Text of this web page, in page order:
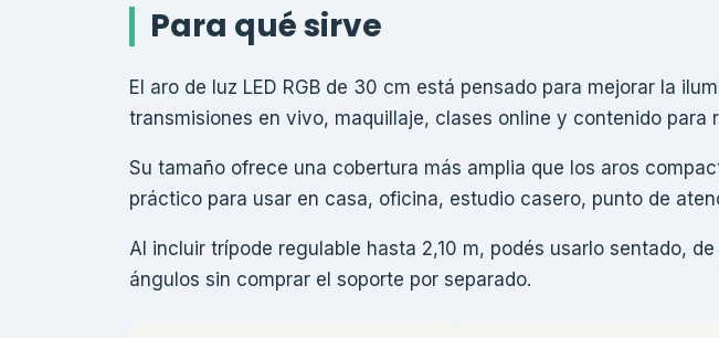
Para qué sirve
El aro de luz LED RGB de 30 cm está pensado para mejorar la
transmisiones en vivo, maquillaje, clases online y contenido para
Su tamaño ofrece una cobertura más amplia que los aros
práctico para usar en casa, oficina, estudio casero, punto de
Al incluir trípode regulable hasta 2,10 m, podés usarlo sentado,
ángulos sin comprar el soporte por separado.